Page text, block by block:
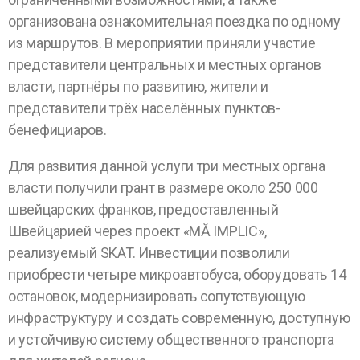
организована ознакомительная поездка по одному
из маршрутов. В мероприятии приняли участие
представители центральных и местных органов
власти, партнёры по развитию, жители и
представители трёх населённых пунктов-
бенефициаров.
Для развития данной услуги три местных органа
власти получили грант в размере около 250 000
швейцарских франков, предоставленный
Швейцарией через проект «MĂ IMPLIC»,
реализуемый SKAT. Инвестиции позволили
приобрести четыре микроавтобуса, оборудовать 14
остановок, модернизировать сопутствующую
инфраструктуру и создать современную, доступную
и устойчивую систему общественного транспорта